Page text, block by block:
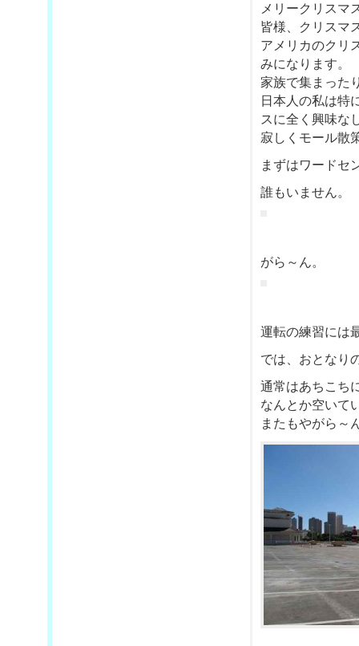
メリークリスマ
皆様、クリスマ
アメリカのクリ
みになります。
家族で集まった
日本人の私は特
スに全く興味な
寂しくモール散
まずはワードセ
誰もいません。
がら～ん。
運転の練習には
では、おとなり
通常はあちこち
なんとか空いて
またもやがら～